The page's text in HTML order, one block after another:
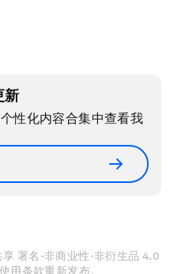
新
性化内容合集中查看我
署名-非商业性-非衍生品 4.0
用条款重新发布。